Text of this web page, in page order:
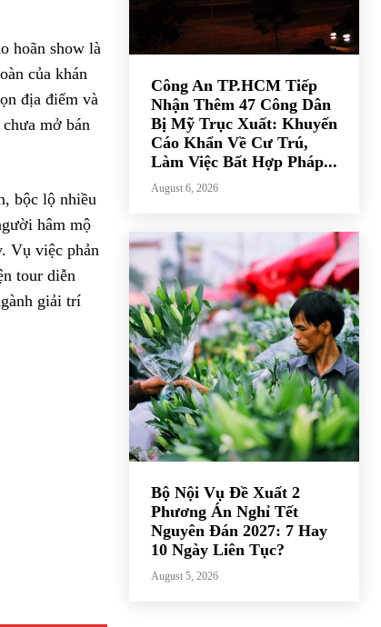
hoãn show là
của khán
địa điểm và
mở bán
bộc lộ nhiều
hâm mộ
Vụ việc phản
tour diễn
giải trí
Công An TP.HCM Tiếp
Nhận Thêm 47 Công Dân
Bị Mỹ Trục Xuất: Khuyến
Cáo Khẩn Về Cư Trú,
Làm Việc Bất Hợp Pháp...
August 6, 2026
Bộ Nội Vụ Đề Xuất 2
Phương Án Nghỉ Tết
Nguyên Đán 2027: 7 Hay
10 Ngày Liên Tục?
August 5, 2026